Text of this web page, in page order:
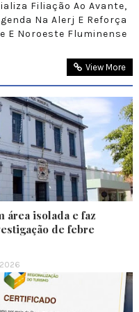
Filiação Ao Avante,
Na Alerj E Reforça
E Noroeste Fluminense
View More
área isolada e faz
de febre